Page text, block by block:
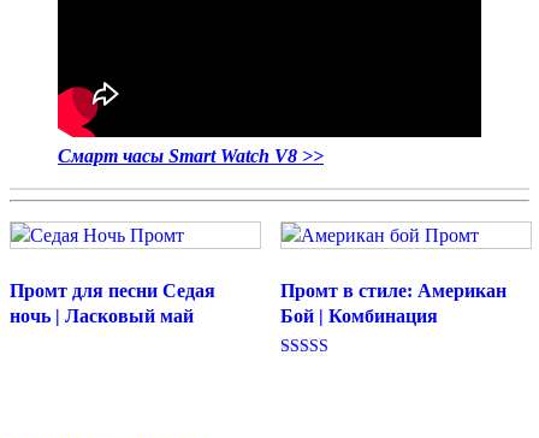
Смарт часы Smart Watch V8 >>
Промт для песни Седая
ночь | Ласковый май
Промт в стиле: Американ
Бой | Комбинация